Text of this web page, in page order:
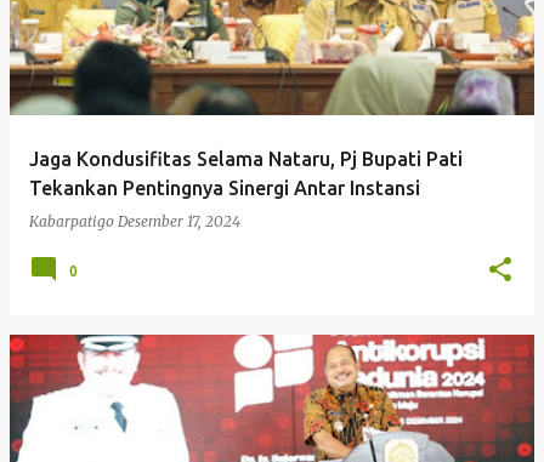
Jaga Kondusifitas Selama Nataru, Pj Bupati Pati
Tekankan Pentingnya Sinergi Antar Instansi
Kabarpatigo Desember 17, 2024
0